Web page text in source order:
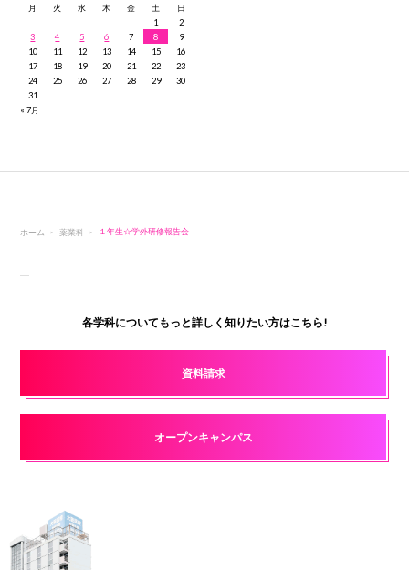
月 火 水 木 金 土
日
1
2
3
4 5 6 7 8
9
10
11 12 13 14 15
16
17
18 19 20 21 22
23
24
25 26 27 28 29
30
31
« 7月
ホーム 薬業科 １年生☆学外研修報告会
各学科についてもっと詳しく知りたい方はこちら!
資料請求
オープンキャンパス